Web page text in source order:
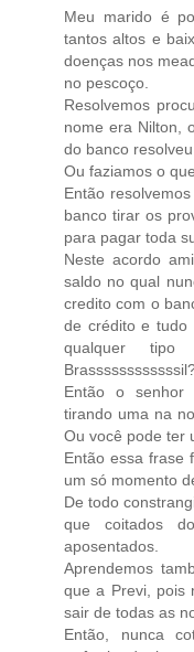
Meu marido é
tantos altos e
doenças nos
no pescoço.
Resolvemos
nome era Nilton,
do banco
Ou faziamos o
Então
banco tirar os
para pagar toda
Neste acordo
saldo no qual
credito com o
de crédito e tudo
qualquer
Então o senhor
tirando uma na
Ou você pode ter
Então essa frase
um só momento
De todo
que coitados
aposentados.
Aprendemos
que a Previ, pois
sair de todas as
Então, nunca